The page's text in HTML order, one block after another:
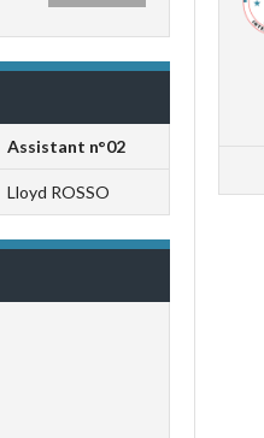
Assistant n°02
Lloyd ROSSO